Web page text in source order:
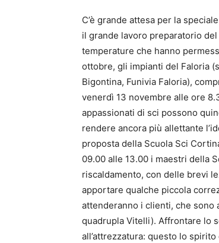
C’è grande attesa per la
il grande lavoro preparatorio
temperature che hanno
ottobre, gli impianti del Faloria
Bigontina, Funivia Faloria),
venerdì 13 novembre alle ore
appassionati di sci possono
rendere ancora più allettante
proposta della Scuola Sci
09.00 alle 13.00 i maestri della
riscaldamento, con delle brevi
apportare qualche piccola
attenderanno i clienti, che sono
quadrupla Vitelli). Affrontare lo
all’attrezzatura: questo lo